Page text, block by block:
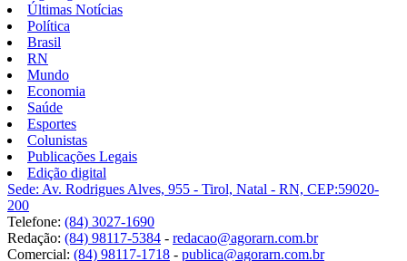
Últimas Notícias
Política
Brasil
RN
Mundo
Economia
Saúde
Esportes
Colunistas
Publicações Legais
Edição digital
Sede: Av. Rodrigues Alves, 955 - Tirol, Natal - RN, CEP:59020-
200
Telefone: (84) 3027-1690
Redação: (84) 98117-5384 - redacao@agorarn.com.br
Comercial: (84) 98117-1718 - publica@agorarn.com.br